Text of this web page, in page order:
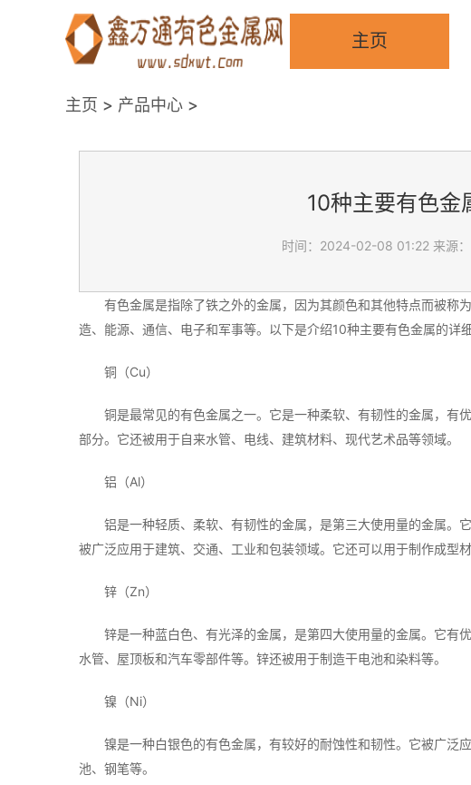
主页
主页 > 产品中心 >
10种主要有色金
时间：2024-02-08 01:22 来源
有色金属是指除了铁之外的金属，因为其颜色和其他特点而被称
造、能源、通信、电子和军事等。以下是介绍10种主要有色金属的详
铜（Cu）
铜是最常见的有色金属之一。它是一种柔软、有韧性的金属，有
部分。它还被用于自来水管、电线、建筑材料、现代艺术品等领域。
铝（Al）
铝是一种轻质、柔软、有韧性的金属，是第三大使用量的金属。
被广泛应用于建筑、交通、工业和包装领域。它还可以用于制作成型
锌（Zn）
锌是一种蓝白色、有光泽的金属，是第四大使用量的金属。它有
水管、屋顶板和汽车零部件等。锌还被用于制造干电池和染料等。
镍（Ni）
镍是一种白银色的有色金属，有较好的耐蚀性和韧性。它被广泛
池、钢笔等。